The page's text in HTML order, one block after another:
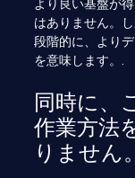
はありません。
段階的に、より
を意味します。.
同時に、
作業方法
りません。